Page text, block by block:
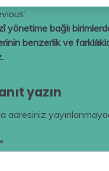
yönetime bağlı
benzerlik ve
yazın
adresiniz
*